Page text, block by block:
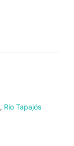
Rio Tapajós